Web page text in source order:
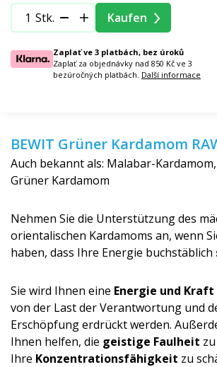
Stk.
Kaufen
Zaplať ve 3 platbách, bez úroků
Zaplať za objednávky nad 850 Kč ve 3
bezúročných platbách. Další informace
BEWIT Grüner Kardamom
Auch bekannt als: Malabar-
Grüner Kardamom
Nehmen Sie die Unterstützung des
orientalischen Kardamoms an, wenn
haben, dass Ihre Energie buchstäblich
Sie wird Ihnen eine Energie und Kraft
von der Last der Verantwortung und
Erschöpfung erdrückt werden.
Ihnen helfen, die geistige Faulheit
Ihre Konzentration­sfähigkeit zu